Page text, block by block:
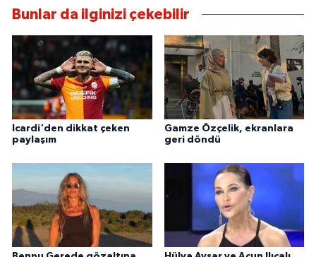
Bunlar da ilginizi çekebilir
Icardi'den dikkat çeken
paylaşım
Gamze Özçelik, ekranlara
geri döndü